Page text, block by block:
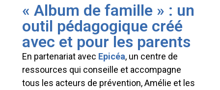
« Album de famille » : un
outil pédagogique créé
avec et pour les parents
En partenariat avec Epicéa, un centre de
ressources qui conseille et accompagne
tous les acteurs de prévention, Amélie et les